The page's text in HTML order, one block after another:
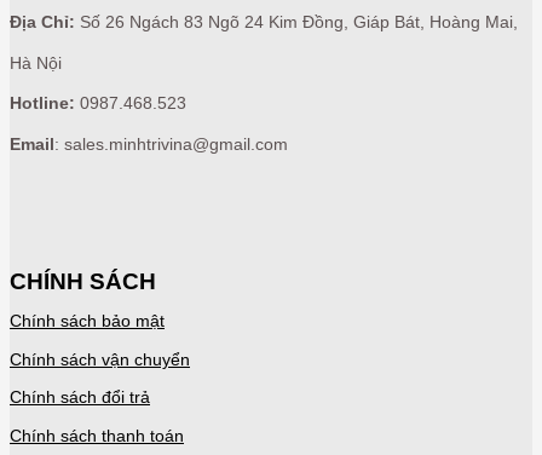
Địa Chỉ: Số 26 Ngách 83 Ngõ 24 Kim Đồng, Giáp Bát, Hoàng Mai,
Hà Nội
Hotline: 0987.468.523
Email : sales.minhtrivina@gmail.com
CHÍNH SÁCH
Chính sách bảo mật
Chính sách vận chuyển
Chính sách đổi trả
Chính sách thanh toán